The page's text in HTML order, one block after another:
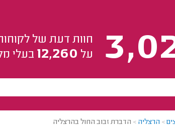
חוות דעת של
על 12,260 בעלי
> הרצליה > הדברת זבוב החול בהרצליה